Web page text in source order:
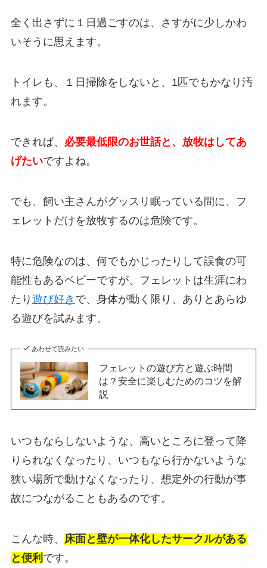
全く出さずに１日過ごすのは、さすがに少しかわ
いそうに思えます。
トイレも、１日掃除をしないと、1匹でもかなり汚
れます。
できれば、 必要最低限のお世話と、放牧はしてあ
げたいですよね。
でも、飼い主さんがグッスリ眠っている間に、フ
ェレットだけを放牧するのは危険です。
特に危険なのは、何でもかじったりして誤食の可
能性もあるベビーですが、フェレットは生涯にわ
たり 遊び好き で、身体が動く限り、ありとあらゆ
る遊びを試みます。
あわせて読みたい
フェレットの遊び方と遊ぶ時間
は？安全に楽しむためのコツを解
説
いつもならしないような、高いところに登って降
りられなくなったり、いつもなら行かないような
狭い場所で動けなくなったり、想定外の行動が事
故につながることもあるのです。
こんな時、 床面と壁が一体化したサークルがある
と便利 です。